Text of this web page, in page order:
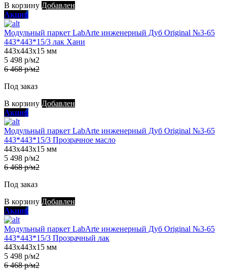
В корзину Добавлен
Акция
Модульный паркет LabArte инженерный Дуб Original №3-65
443*443*15/3 лак Хани
443х443х15 мм
5 498 р/м2
6 468 р/м2
Под заказ
В корзину Добавлен
Акция
Модульный паркет LabArte инженерный Дуб Original №3-65
443*443*15/3 Прозрачное масло
443х443х15 мм
5 498 р/м2
6 468 р/м2
Под заказ
В корзину Добавлен
Акция
Модульный паркет LabArte инженерный Дуб Original №3-65
443*443*15/3 Прозрачный лак
443х443х15 мм
5 498 р/м2
6 468 р/м2